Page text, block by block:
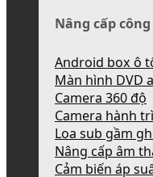
Nâng cấp
Android box ô
Màn hình DVD
Camera 360 độ
Camera hành
Loa sub gầm
Nâng cấp âm
Cảm biến áp